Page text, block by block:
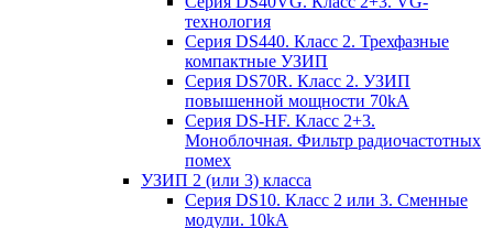
технология
Серия DS440. Класс 2. Трехфазные
компактные УЗИП
Серия DS70R. Класс 2. УЗИП
повышенной мощности 70kA
Серия DS-HF. Класс 2+3.
Моноблочная. Фильтр радиочастотных
помех
УЗИП 2 (или 3) класса
Серия DS10. Класс 2 или 3. Сменные
модули. 10kA